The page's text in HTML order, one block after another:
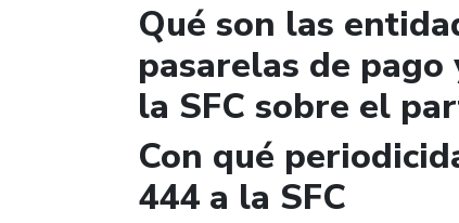
Qué son las
pasarelas de
la SFC sobre el
Con qué
444 a la SFC